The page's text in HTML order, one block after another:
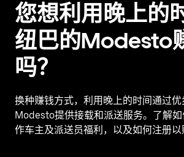
您想利用晚上的
纽巴的Modesto
吗？
换种赚钱方式，利用晚上的时间通过优
Modesto提供接载和派送服务。了解
作车主及派送员福利，以及如何注册以